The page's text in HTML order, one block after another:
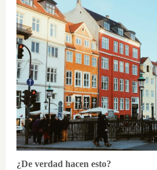
¿De verdad hacen esto?